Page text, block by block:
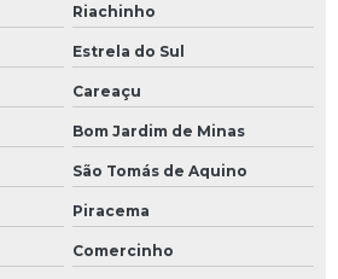
Riachinho
Estrela do Sul
Careaçu
Bom Jardim de Minas
São Tomás de Aquino
Piracema
Comercinho